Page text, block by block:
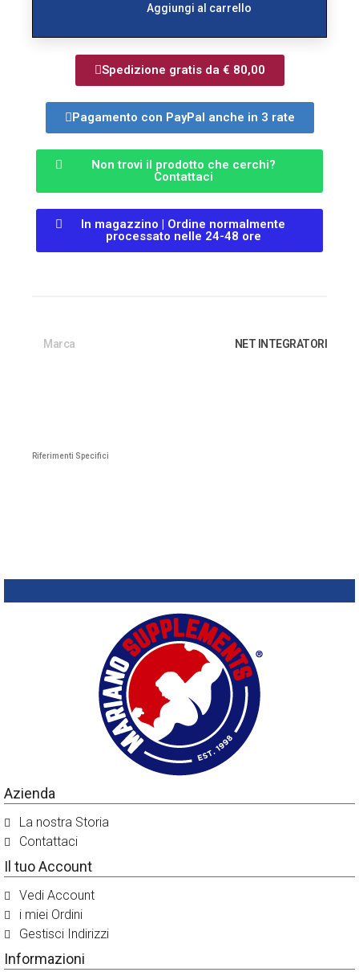
Aggiungi al carrello
Spedizione gratis da € 80,00
Pagamento con PayPal anche in 3 rate
Non trovi il prodotto che cerchi?
Contattaci
In magazzino | Ordine normalmente
processato nelle 24-48 ore
Marca NET INTEGRATORI
Riferimenti Specifici
Azienda
La nostra Storia
Contattaci
Il tuo Account
Vedi Account
i miei Ordini
Gestisci Indirizzi
Informazioni